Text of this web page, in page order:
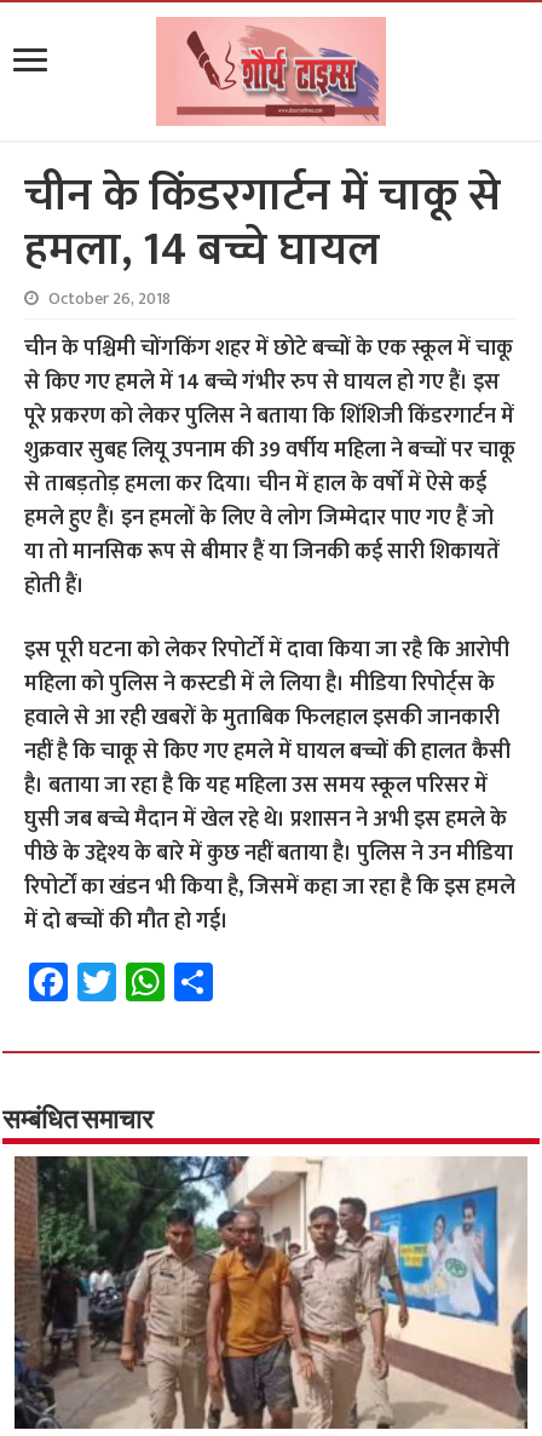
चीन के किंडरगार्टन में चाकू से
हमला, 14 बच्चे घायल
October 26, 2018
चीन के पश्चिमी चोंगकिंग शहर में छोटे बच्चों के एक स्कूल में चाकू
से किए गए हमले में 14 बच्चे गंभीर रुप से घायल हो गए हैं। इस
पूरे प्रकरण को लेकर पुलिस ने बताया कि शिंशिजी किंडरगार्टन में
शुक्रवार सुबह लियू उपनाम की 39 वर्षीय महिला ने बच्चों पर चाकू
से ताबड़तोड़ हमला कर दिया। चीन में हाल के वर्षों में ऐसे कई
हमले हुए हैं। इन हमलों के लिए वे लोग जिम्मेदार पाए गए हैं जो
या तो मानसिक रूप से बीमार हैं या जिनकी कई सारी शिकायतें
होती हैं।
इस पूरी घटना को लेकर रिपोर्टों में दावा किया जा रहै कि आरोपी
महिला को पुलिस ने कस्टडी में ले लिया है। मीडिया रिपोर्ट्स के
हवाले से आ रही खबरों के मुताबिक फिलहाल इसकी जानकारी
नहीं है कि चाकू से किए गए हमले में घायल बच्चों की हालत कैसी
है। बताया जा रहा है कि यह महिला उस समय स्कूल परिसर में
घुसी जब बच्चे मैदान में खेल रहे थे। प्रशासन ने अभी इस हमले के
पीछे के उद्देश्य के बारे में कुछ नहीं बताया है। पुलिस ने उन मीडिया
रिपोर्टों का खंडन भी किया है, जिसमें कहा जा रहा है कि इस हमले
में दो बच्चों की मौत हो गई।
Fa
ce
b
o
o
k
T
wi
tt
er
W
h
at
p
p
ar
सम्बंधित समाचार